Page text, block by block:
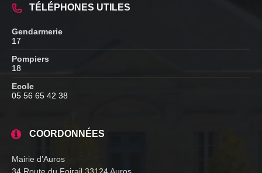
TÉLÉPHONES UTILES
Gendarmerie
17
Pompiers
18
Ecole
05 56 65 42 38
COORDONNÉES
Mairie d’Auros
34 Route du Foirail 33124 Auros